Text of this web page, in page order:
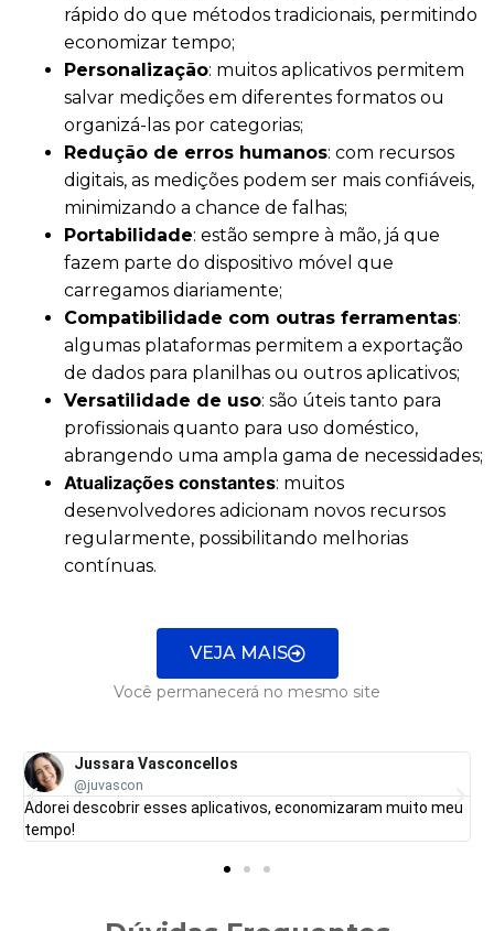
rápido do que métodos tradicionais, permitindo
economizar tempo;
Personalização: muitos aplicativos permitem
salvar medições em diferentes formatos ou
organizá-las por categorias;
Redução de erros humanos: com recursos
digitais, as medições podem ser mais confiáveis,
minimizando a chance de falhas;
Portabilidade: estão sempre à mão, já que
fazem parte do dispositivo móvel que
carregamos diariamente;
Compatibilidade com outras ferramentas:
algumas plataformas permitem a exportação
de dados para planilhas ou outros aplicativos;
Versatilidade de uso: são úteis tanto para
profissionais quanto para uso doméstico,
abrangendo uma ampla gama de necessidades;
Atualizações constantes: muitos
desenvolvedores adicionam novos recursos
regularmente, possibilitando melhorias
contínuas.
VEJA MAIS
Você permanecerá no mesmo site
Jussara Vasconcellos
@juvascon
Adorei descobrir esses aplicativos, economizaram muito meu
tempo!